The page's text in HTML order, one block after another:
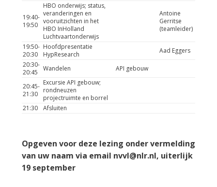
19:40-
19:50
HBO onderwijs; status,
veranderingen en
vooruitzichten in het
HBO InHolland
Luchtvaartonderwijs
Antoine
Gerritse
(teamleider)
19:50-
20:30
Hoofdpresentatie
HypResearch
Aad Eggers
20:30-
20:45
Wandelen API gebouw
20:45-
21:30
Excursie API gebouw;
rondneuzen
projectruimte en borrel
21:30
Afsluiten
Opgeven voor deze lezing onder vermelding
van uw naam via email nvvl@nlr.nl, uiterlijk
19 september